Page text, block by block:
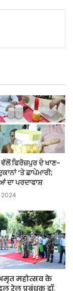
ਵੱਲੋਂ ਫਿਰੋਜ਼ਪੁਰ ਦੇ ਖਾਣ-
‘ਤੇ ਛਾਪੇਮਾਰੀ;
ਦਾ ਪਰਦਾਫਾਸ਼
2024
महोत्सव के
रेल प्रबंधक डॉ.